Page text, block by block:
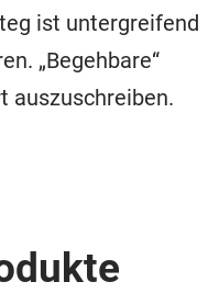
ist untergreifend
„Begehbare“
auszuschreiben.